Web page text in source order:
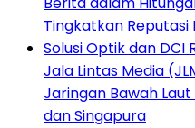
Tingkatkan Reputasi
Solusi Optik dan DCI
Jala Lintas Media
Jaringan Bawah
dan Singapura